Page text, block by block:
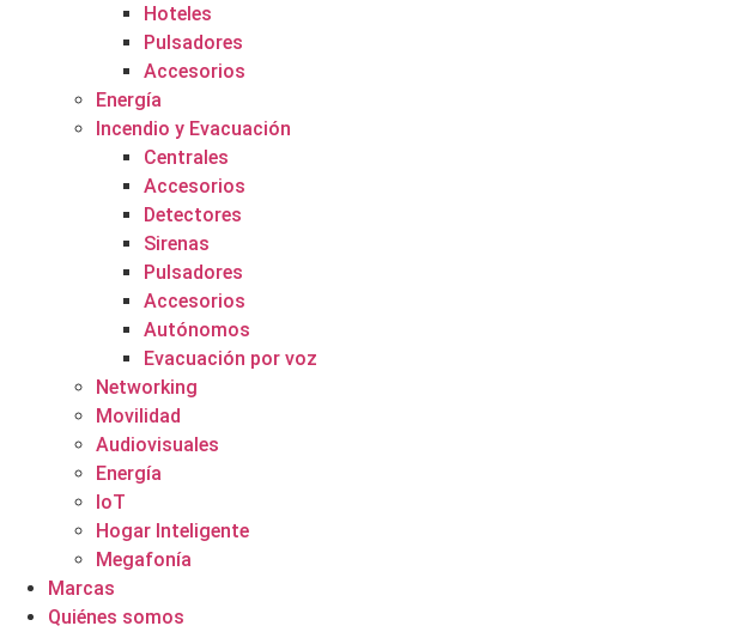
Hoteles
Pulsadores
Accesorios
Energía
Incendio y Evacuación
Centrales
Accesorios
Detectores
Sirenas
Pulsadores
Accesorios
Autónomos
Evacuación por voz
Networking
Movilidad
Audiovisuales
Energía
IoT
Hogar Inteligente
Megafonía
Marcas
Quiénes somos